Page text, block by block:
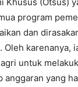
program
dan
Oleh karenanya,
untuk
anggaran yang